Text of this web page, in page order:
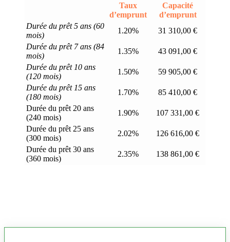
Taux
d’emprunt
Capacité
d’emprunt
Durée du prêt 5 ans (60
mois)
1.20%
31 310,00 €
Durée du prêt 7 ans (84
mois)
1.35%
43 091,00 €
Durée du prêt 10 ans
(120 mois)
1.50%
59 905,00 €
Durée du prêt 15 ans
(180 mois)
1.70%
85 410,00 €
Durée du prêt 20 ans
(240 mois)
1.90%
107 331,00 €
Durée du prêt 25 ans
(300 mois)
2.02%
126 616,00 €
Durée du prêt 30 ans
(360 mois)
2.35% 138 861,00 €